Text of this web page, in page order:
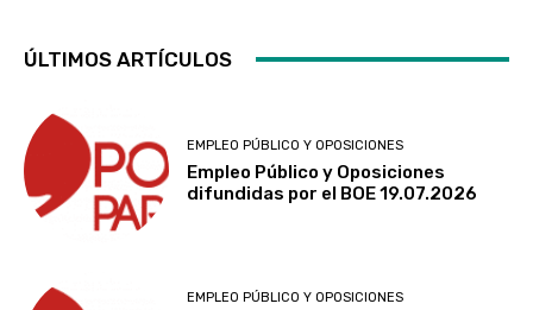
ÚLTIMOS ARTÍCULOS
EMPLEO PÚBLICO Y OPOSICIONES
Empleo Público y Oposiciones
difundidas por el BOE 19.07.2026
EMPLEO PÚBLICO Y OPOSICIONES